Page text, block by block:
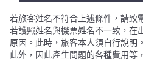
若旅客姓名不符合上述條件，請致
若護照姓名與機票姓名不一致，在
原因。此時，旅客本人須自行說明。
此外，因此產生問題的各種費用等